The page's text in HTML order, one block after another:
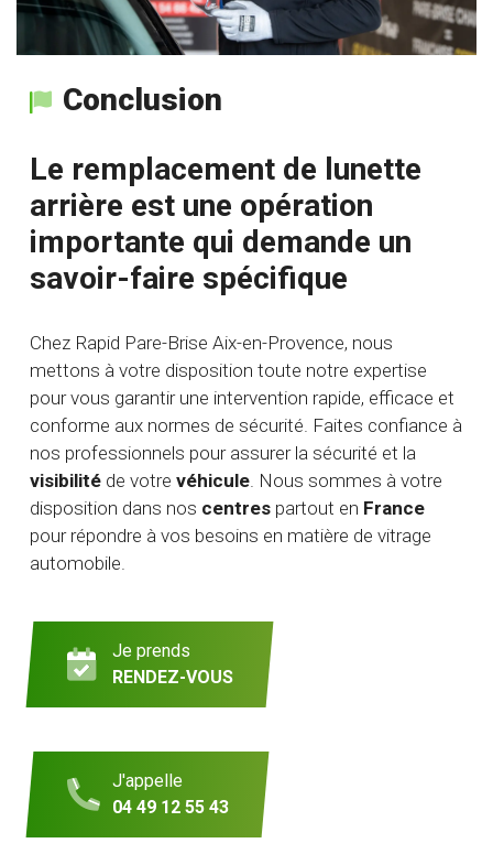
Conclusion
Le remplacement de lunette
arrière est une opération
importante qui demande un
savoir-faire spécifique
Chez Rapid Pare-Brise Aix-en-Provence, nous
mettons à votre disposition toute notre expertise
pour vous garantir une intervention rapide, efficace et
conforme aux normes de sécurité. Faites confiance à
nos professionnels pour assurer la sécurité et la
visibilité de votre véhicule. Nous sommes à votre
disposition dans nos centres partout en France
pour répondre à vos besoins en matière de vitrage
automobile.
Je prends
RENDEZ-VOUS
J'appelle
04 49 12 55 43